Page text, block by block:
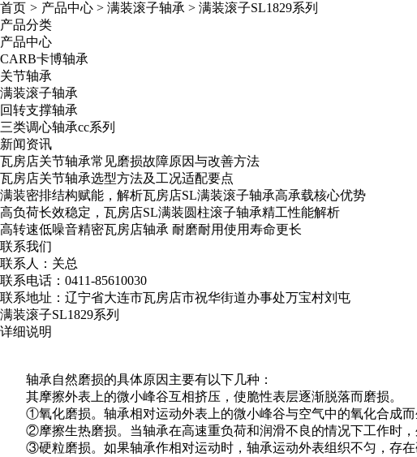
首页 > 产品中心 > 满装滚子轴承 > 满装滚子SL1829系列
产品分类
产品中心
CARB卡博轴承
关节轴承
满装滚子轴承
回转支撑轴承
三类调心轴承cc系列
新闻资讯
瓦房店关节轴承常见磨损故障原因与改善方法
瓦房店关节轴承选型方法及工况适配要点
满装密排结构赋能，解析瓦房店SL满装滚子轴承高承载核心优势
高负荷长效稳定，瓦房店SL满装圆柱滚子轴承精工性能解析
高转速低噪音精密瓦房店轴承​ 耐磨耐用使用寿命更长
联系我们
联系人：关总
联系电话：0411-85610030
联系地址：辽宁省大连市瓦房店市祝华街道办事处万宝村刘屯
满装滚子SL1829系列
详细说明
轴承自然磨损的具体原因主要有以下几种：
其摩擦外表上的微小峰谷互相挤压，使脆性表层逐渐脱落而磨损。
①氧化磨损。轴承相对运动外表上的微小峰谷与空气中的氧化合成
②摩擦生热磨损。当轴承在高速重负荷和润滑不良的情况下工作时
③硬粒磨损。如果轴承作相对运动时，轴承运动外表组织不匀，存